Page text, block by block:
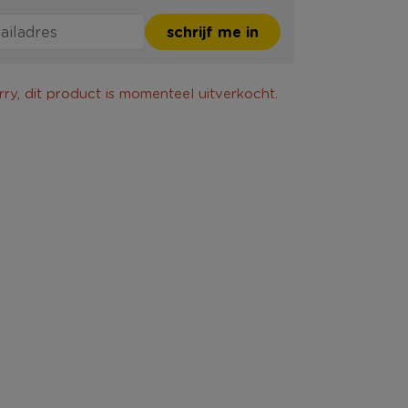
schrijf me in
dit product is momenteel uitverkocht.